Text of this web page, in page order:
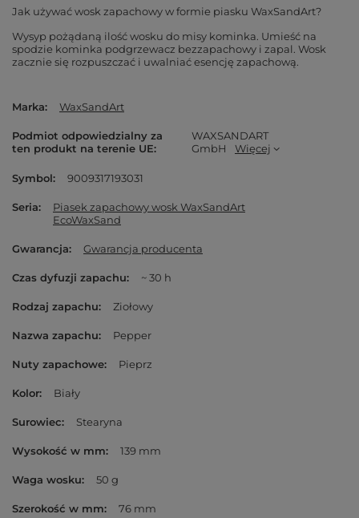
Jak używać wosk zapachowy w formie piasku WaxSandArt?
Wysyp pożądaną ilość wosku do misy kominka. Umieść na
spodzie kominka podgrzewacz bezzapachowy i zapal. Wosk
zacznie się rozpuszczać i uwalniać esencję zapachową.
Marka WaxSandArt
Podmiot odpowiedzialny za
ten produkt na terenie UE
WAXSANDART
GmbH
Więcej
Symbol 9009317193031
Seria
Piasek zapachowy wosk WaxSandArt
EcoWaxSand
Gwarancja Gwarancja producenta
Czas dyfuzji zapachu ~ 30 h
Rodzaj zapachu Ziołowy
Nazwa zapachu Pepper
Nuty zapachowe Pieprz
Kolor Biały
Surowiec Stearyna
Wysokość w mm 139 mm
Waga wosku 50 g
Szerokość w mm 76 mm